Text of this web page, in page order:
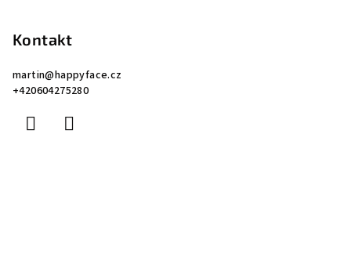
Kontakt
martin@happyface.cz
+420604275280